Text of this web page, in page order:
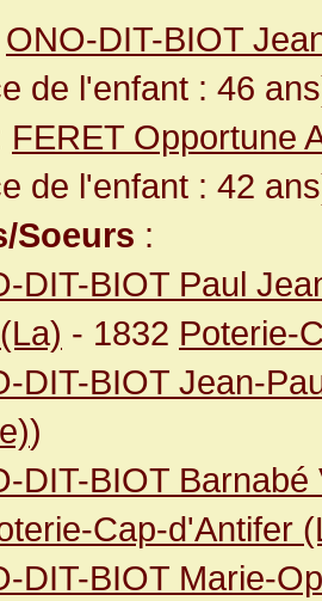
ONO-DIT-BIOT
de l'enfant : 46
FERET Opportune
de l'enfant : 42
Soeurs :
DIT-BIOT Paul
- 1832 Poterie-
DIT-BIOT Jean-
)
DIT-BIOT Barnabé
Cap-d'Antifer
DIT-BIOT Marie-